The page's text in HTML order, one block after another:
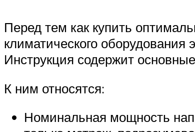
Перед тем как купить
климатического оборудования
Инструкция содержит
К ним относятся:
Номинальная мощность